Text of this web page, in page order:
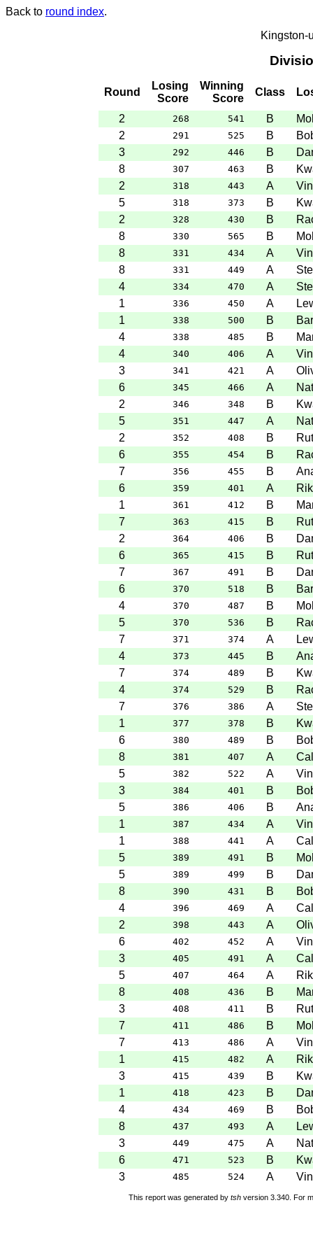
Back to round index.
Kingston-
Round
Losing
Score
Winning
Score
Class
2 268 541 B
2
291 525 B
3
292 446 B
8
307 463 B
2
318 443 A
5
318 373 B
2
328 430 B
8
330 565 B
8
331 434 A
8
331 449 A
4
334 470 A
1
336 450 A
1
338 500 B
4
338 485 B
4
340 406 A
3
341 421 A
6
345 466 A
2
346 348 B
5
351 447 A
2
352 408 B
6
355 454 B
7
356 455 B
6
359 401 A
1
361 412 B
7
363 415 B
2
364 406 B
6
365 415 B
7
367 491 B
6
370 518 B
4
370 487 B
5
370 536 B
7
371 374 A
4
373 445 B
7
374 489 B
4
374 529 B
7
376 386 A
1
377 378 B
6
380 489 B
8
381 407 A
5
382 522 A
3
384 401 B
5
386 406 B
1
387 434 A
1
388 441 A
5
389 491 B
5
389 499 B
8
390 431 B
4
396 469 A
2
398 443 A
6
402 452 A
3
405 491 A
5
407 464 A
8
408 436 B
3
408 411 B
7
411 486 B
7
413 486 A
1
415 482 A
3
415 439 B
1
418 423 B
4
434 469 B
8
437 493 A
3
449 475 A
6
471 523 B
3
485 524 A
This report was generated by tsh version 3.340. For